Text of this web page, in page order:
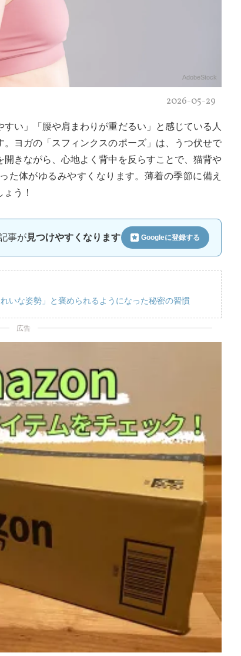
AdobeStock
2026-05-29
すい」「腰や肩まわりが重だるい」と感じている人
ヨガの「スフィンクスのポーズ」は、うつ伏せで
開きながら、心地よく背中を反らすことで、猫背や
た体がゆるみやすくなります。薄着の季節に備え
う！
事が見つけやすくなります Googleに登録する
いな姿勢」と褒められるようになった秘密の習慣
広告